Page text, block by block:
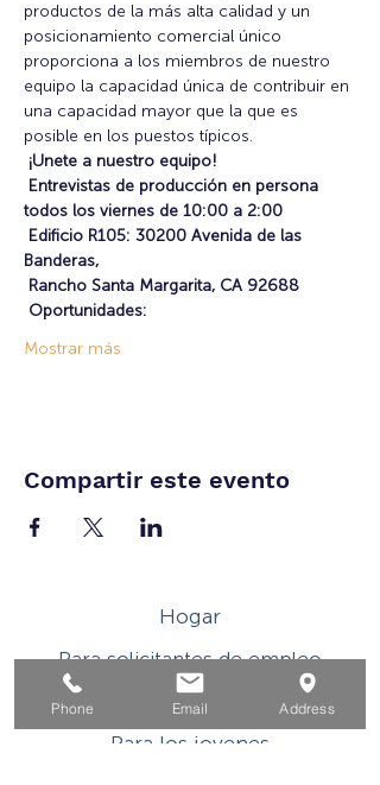
productos de la más alta calidad y un
posicionamiento comercial único
proporciona a los miembros de nuestro
equipo la capacidad única de contribuir en
una capacidad mayor que la que es
posible en los puestos típicos.
¡Unete a nuestro equipo!
Entrevistas de producción en persona
todos los viernes de 10:00 a 2:00
Edificio R105: 30200 Avenida de las
Banderas,
Rancho Santa Margarita, CA 92688
Oportunidades:
Mostrar más
Compartir este evento
Hogar
Para solicitantes de empleo
Por negocios
Para los jovenes
Phone Email Address